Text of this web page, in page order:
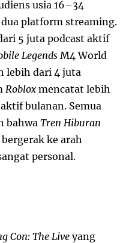
usia 16–34
platform streaming.
5 juta podcast aktif
Legends M4 World
lebih dari 4 juta
Roblox mencatat lebih
bulanan. Semua
bahwaTren Hiburan
ke arah
personal.
Con: The Liveyang